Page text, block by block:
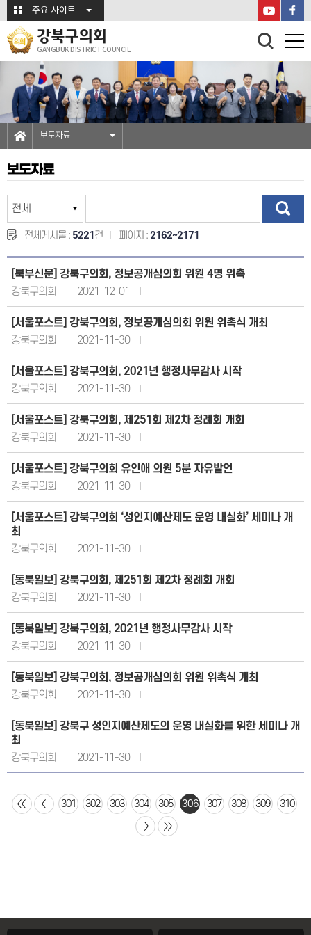
본문바로가기주요 사이트
강북구의회
GANGBUK DISTRICT COUNCIL
보도자료
보도자료
전체게시물 : 5221 건 페이지 : 2162~2171
[북부신문] 강북구의회, 정보공개심의회 위원 4명 위촉
강북구의회
2021-12-01
[서울포스트] 강북구의회, 정보공개심의회 위원 위촉식 개최
강북구의회
2021-11-30
[서울포스트] 강북구의회, 2021년 행정사무감사 시작
강북구의회
2021-11-30
[서울포스트] 강북구의회, 제251회 제2차 정례회 개회
강북구의회
2021-11-30
[서울포스트] 강북구의회 유인애 의원 5분 자유발언
강북구의회
2021-11-30
[서울포스트] 강북구의회 ‘성인지예산제도 운영 내실화’ 세미나 개
최
강북구의회
2021-11-30
[동북일보] 강북구의회, 제251회 제2차 정례회 개회
강북구의회
2021-11-30
[동북일보] 강북구의회, 2021년 행정사무감사 시작
강북구의회
2021-11-30
[동북일보] 강북구의회, 정보공개심의회 위원 위촉식 개최
강북구의회
2021-11-30
[동북일보] 강북구 성인지예산제도의 운영 내실화를 위한 세미나 개
최
강북구의회
2021-11-30
301 302 303 304 305 306 307 308 309 310